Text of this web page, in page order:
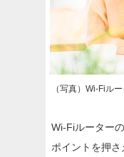
（写真）Wi-Fiル
Wi-Fiルーター
ポイントを押さ